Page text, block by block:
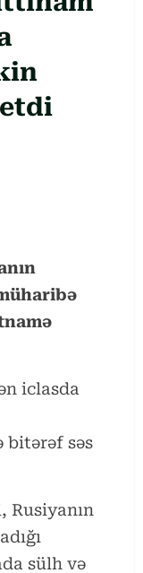
iclasda
bitərəf səs
Rusiyanın
sülh və